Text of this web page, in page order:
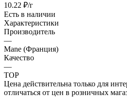
10.22 ₽/г
Есть в наличии
Характеристики
Производитель
—
Mane (Франция)
Качество
—
TOP
Цена действительна только для
отличаться от цен в розничных